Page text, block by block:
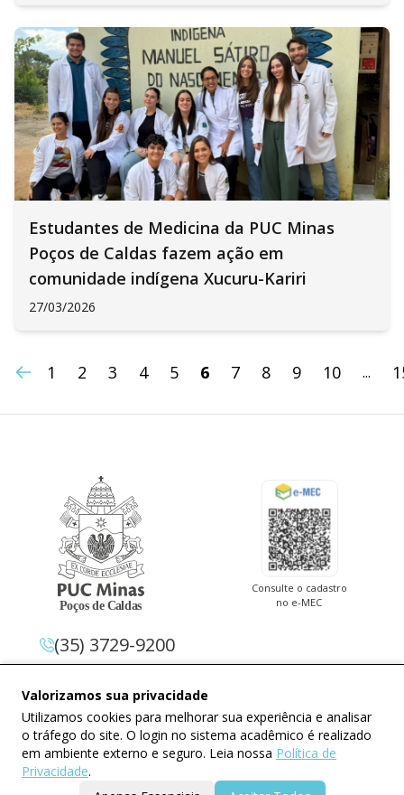
Estudantes de Medicina da PUC Minas
Poços de Caldas fazem ação em
comunidade indígena Xucuru-Kariri
27/03/2026
1 2 3 4 5 6 7 8 9 10 ...
Valorizamos sua privacidade
Utilizamos cookies para melhorar sua experiência e analisar
o tráfego do site. O login no sistema acadêmico é realizado
em ambiente externo e seguro. Leia nossa Política de
Privacidade.
Consulte o cadastro
no e-MEC
(35) 3729-9200
Jardim Country Club 37.714-620 –
Poços De Caldas – Minas Gerais